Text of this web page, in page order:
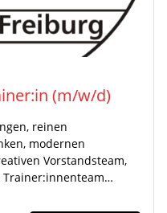
(m/w/d)
reinen
modernen
Vorstandsteam,